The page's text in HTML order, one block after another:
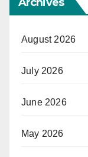
Archives
August 2026
July 2026
June 2026
May 2026